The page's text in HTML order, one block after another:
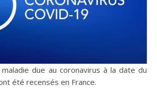
été recensés en France.